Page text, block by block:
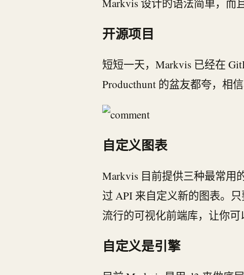
Markvis 设计的语法简单，而
开源项目
短短一天，Markvis 已经在
Producthunt 的盆友都夸，相
自定义图表
Markvis 目前提供三种最常用
过 API 来自定义新的图表。
流行的可视化前端库，让你可
自定义是引擎